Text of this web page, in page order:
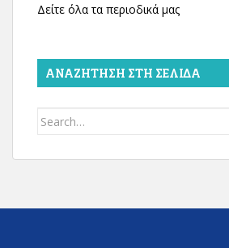
Δείτε όλα τα περιοδικά μας
ΑΝΑΖΉΤΗΣΗ ΣΤΗ ΣΕΛΊΔΑ
Search